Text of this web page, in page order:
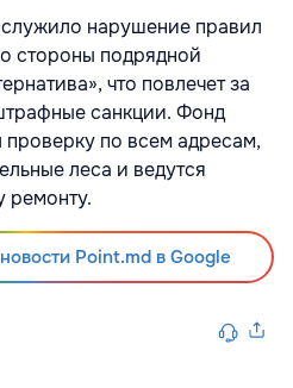
нарушение правил
стороны подрядной
что повлечет за
санкции. Фонд
проверку по всем адресам,
леса и ведутся
ремонту.
Point.md в Google